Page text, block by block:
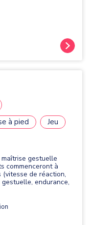
à pied
Jeu
gestuelle
commenceront à
de réaction,
endurance,